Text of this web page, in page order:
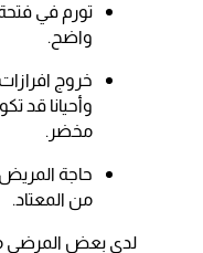
تورم في
واضح.
خروج
وأحيانا قد
مخضر.
حاجة المريض
من المعتاد.
لدى بعض المرضى